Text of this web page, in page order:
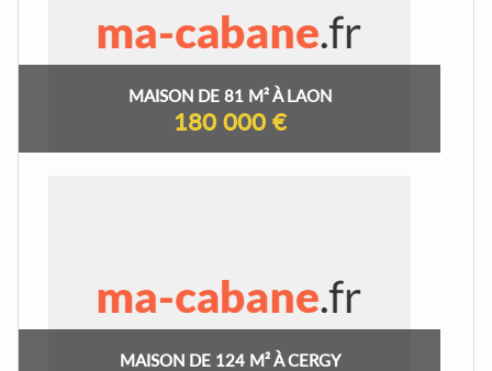
MAISON DE 81 M² À LAON
180 000 €
MAISON DE 124 M² À CERGY